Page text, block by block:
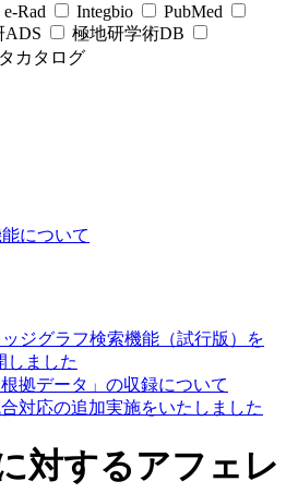
e-Rad Integbio
PubMed
ADS
極地研学術DB
カタログ
について
ッジグラフ検索機能（試行版）を
しました
根拠データ」の収録について
対応の追加実施をいたしました
対するアフェレ